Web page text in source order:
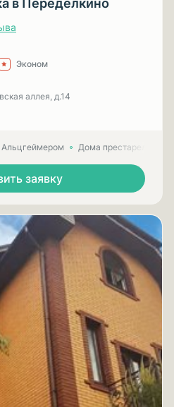
в Переделкино
Эконом
аллея, д.14
Альцгеймером Дома престарелых
заявку